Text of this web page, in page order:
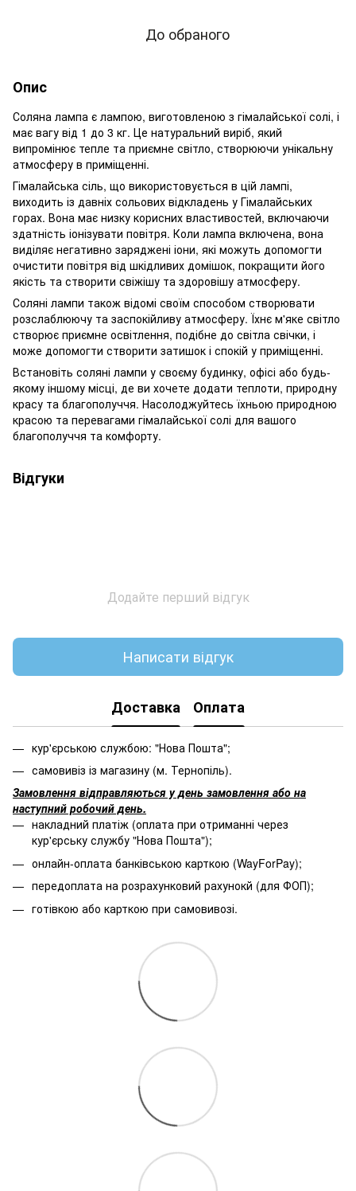
До обраного
Опис
Соляна лампа є лампою, виготовленою з гімалайської солі, і
має вагу від 1 до 3 кг. Це натуральний виріб, який
випромінює тепле та приємне світло, створюючи унікальну
атмосферу в приміщенні.
Гімалайська сіль, що використовується в цій лампі,
виходить із давніх сольових відкладень у Гімалайських
горах. Вона має низку корисних властивостей, включаючи
здатність іонізувати повітря. Коли лампа включена, вона
виділяє негативно заряджені іони, які можуть допомогти
очистити повітря від шкідливих домішок, покращити його
якість та створити свіжішу та здоровішу атмосферу.
Соляні лампи також відомі своїм способом створювати
розслаблюючу та заспокійливу атмосферу. Їхнє м'яке світло
створює приємне освітлення, подібне до світла свічки, і
може допомогти створити затишок і спокій у приміщенні.
Встановіть соляні лампи у своєму будинку, офісі або будь-
якому іншому місці, де ви хочете додати теплоти, природну
красу та благополуччя. Насолоджуйтесь їхньою природною
красою та перевагами гімалайської солі для вашого
благополуччя та комфорту.
Відгуки
Додайте перший відгук
Написати відгук
Доставка Оплата
кур'єрською службою: "Нова Пошта";
самовивіз із магазину (м. Тернопіль).
Замовлення відправляються у день замовлення або на
наступний робочий день.
накладний платіж (оплата при отриманні через
кур'єрську службу "Нова Пошта");
онлайн-оплата банківською карткою (WayForPay);
передоплата на розрахунковий рахунокй (для ФОП);
готівкою або карткою при самовивозі.